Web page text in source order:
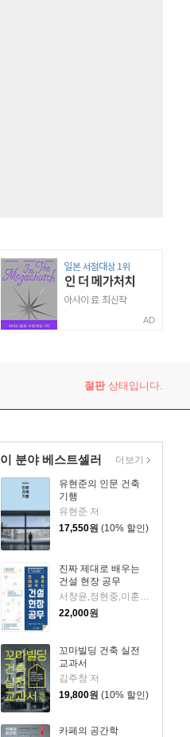
AD
절판상태입니다.
이 분야 베스트셀러
유현준의 인문 건축
기행
유현준 저
17,550원 (10% 할인)
진짜 제대로 배우는
건설 현장 공무
서창윤,정현중,이훈욱 공저
22,000원
꼬마빌딩 건축 실전
교과서
김주창 저
19,800원 (10% 할인)
카페의 공간학
더보기